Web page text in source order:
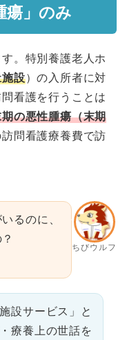
瘍」のみ
。特別養護老人ホ
設）の入所者に対
看護を行うことは
の悪性腫瘍（末期
訪問看護療養費で訪
ちびウルフ
るのに、
設サービス」と
療養上の世話を